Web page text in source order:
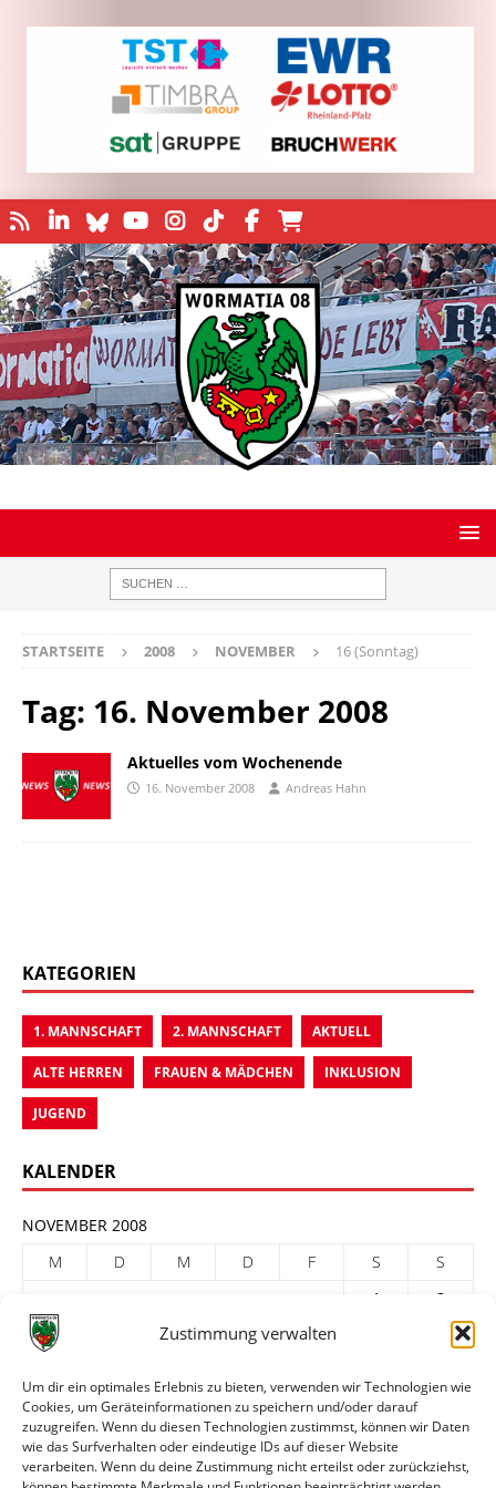
Zustimmung verwalten
Um dir ein optimales Erlebnis zu bieten, verwenden wir Technologien wie
Cookies, um Geräteinformationen zu speichern und/oder darauf
zuzugreifen. Wenn du diesen Technologien zustimmst, können wir Daten
wie das Surfverhalten oder eindeutige IDs auf dieser Website
verarbeiten. Wenn du deine Zustimmung nicht erteilst oder zurückziehst,
STARTSEITE 2008 NOVEMBER 16 (Sonntag)
Tag: 16. November 2008
Aktuelles vom Wochenende
16. November 2008 Andreas Hahn
KATEGORIEN
1. MANNSCHAFT 2. MANNSCHAFT AKTUELL
ALTE HERREN FRAUEN & MÄDCHEN INKLUSION
JUGEND
KALENDER
NOVEMBER 2008
M
D M D F S
S
1
2
3
5 6 7
17
18 19 20 21 22
24
25 26 27 28 29
« Okt.
Dez. »